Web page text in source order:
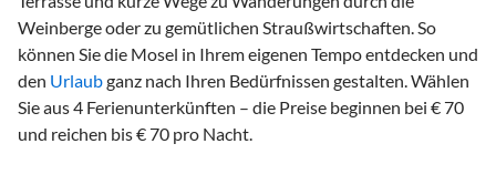
Weinberge oder zu gemütlichen Straußwirtschaften. So
können Sie die Mosel in Ihrem eigenen Tempo entdecken und
den Urlaubganz nach Ihren Bedürfnissen gestalten. Wählen
Sie aus 4 Ferienunterkünften – die Preise beginnen bei € 70
und reichen bis € 70 pro Nacht.